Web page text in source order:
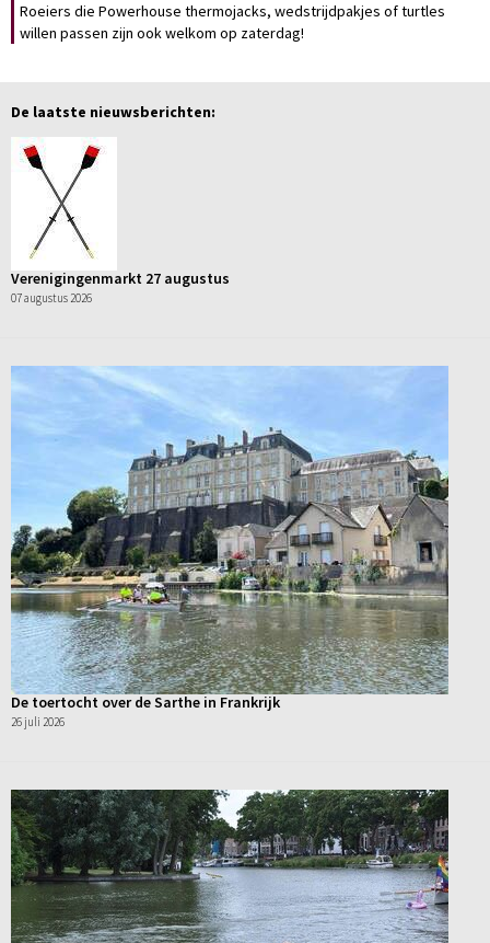
Roeiers die Powerhouse thermojacks, wedstrijdpakjes of turtles
willen passen zijn ook welkom op zaterdag!
De laatste nieuwsberichten:
Verenigingenmarkt 27 augustus
07 augustus 2026
De toertocht over de Sarthe in Frankrijk
26 juli 2026